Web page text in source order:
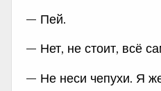
— Пей.
— Нет, не стоит, всё
— Не неси чепухи. Я